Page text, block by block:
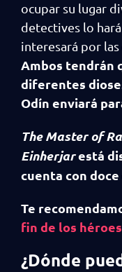
ocupar su lugar
detectives lo
interesará por
Ambos tendrán
diferentes
Odín enviará
The Master of
Einherjarestá
cuenta con
Te
fin de los héroes
¿Dónde